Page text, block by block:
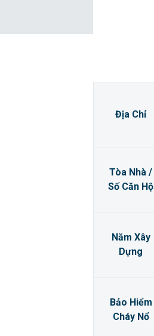
Địa Chỉ
Tòa Nhà /
Số Căn Hộ
Năm Xây
Dựng
Bảo Hiểm
Cháy Nổ